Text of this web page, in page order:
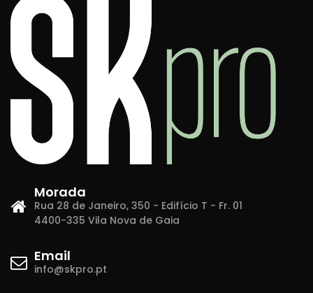
Morada
Rua 28 de Janeiro, 350 - Edifício T - Fr. 01
4400-335 Vila Nova de Gaia
Email
info@skpro.pt